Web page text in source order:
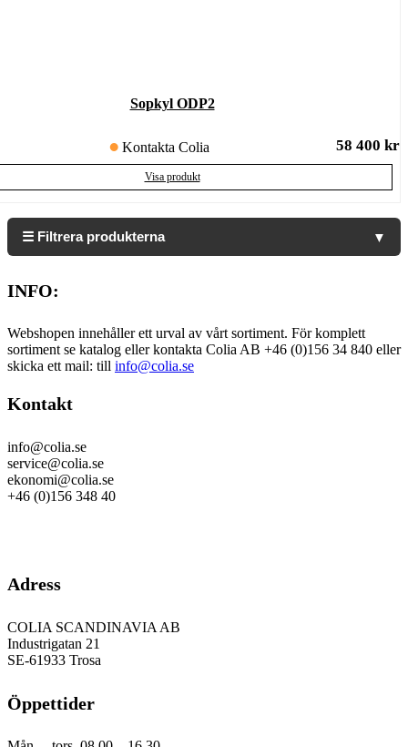
Sopkyl ODP2
Kontakta Colia 58 400 kr
Visa produkt
☰ Filtrera produkterna ▼
INFO:
Webshopen innehåller ett urval av vårt sortiment. För komplett
sortiment se katalog eller kontakta Colia AB +46 (0)156 34 840 eller
skicka ett mail: till info@colia.se
Kontakt
info@colia.se
service@colia.se
ekonomi@colia.se
+46 (0)156 348 40
Adress
COLIA SCANDINAVIA AB
Industrigatan 21
SE-61933 Trosa
Öppettider